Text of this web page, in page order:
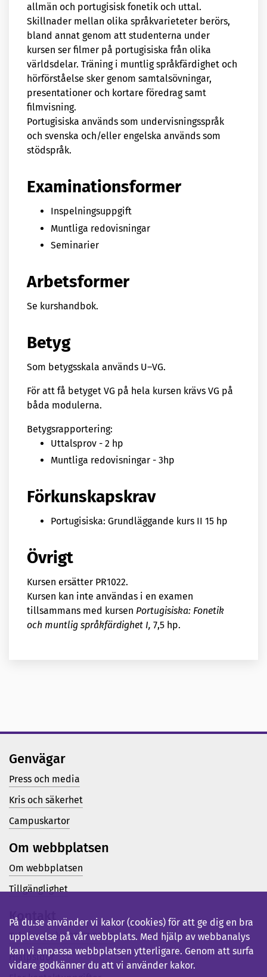
allmän och portugisisk fonetik och uttal.
Skillnader mellan olika språkvarieteter berörs,
bland annat genom att studenterna under
kursen ser filmer på portugisiska från olika
världsdelar. Träning i muntlig språkfärdighet och
hörförståelse sker genom samtalsövningar,
presentationer och kortare föredrag samt
filmvisning.
Portugisiska används som undervisningsspråk
och svenska och/eller engelska används som
stödspråk.
Examinationsformer
Inspelningsuppgift
Muntliga redovisningar
Seminarier
Arbetsformer
Se kurshandbok.
Betyg
Som betygsskala används U–VG.
För att få betyget VG på hela kursen krävs VG på
båda modulerna.
Betygsrapportering:
Uttalsprov - 2 hp
Muntliga redovisningar - 3hp
Förkunskapskrav
Portugisiska: Grundläggande kurs II 15 hp
Övrigt
Kursen ersätter PR1022.
Kursen kan inte användas i en examen
tillsammans med kursen Portugisiska: Fonetik
och muntlig språkfärdighet I, 7,5 hp.
Genvägar
Press och media
Kris och säkerhet
Campuskartor
Om webbplatsen
Om webbplatsen
Tillgänglighet
Kontakt
Telefon (vx): 023-77 80 00
Hjälpsidor
På du.se använder vi kakor (cookies) för att ge dig en bra
upplevelse på vår webbplats. Med hjälp av webbanalys
kan vi anpassa webbplatsen ytterligare. Genom att surfa
vidare godkänner du att vi använder kakor.